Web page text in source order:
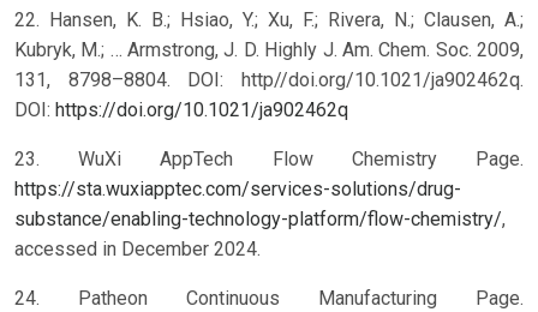
22. Hansen, K. B.; Hsiao, Y.; Xu, F.; Rivera, N.; Clausen, A.;
Kubryk, M.; … Armstrong, J. D. Highly J. Am. Chem. Soc. 2009,
131, 8798–8804. DOI: http//doi.org/10.1021/ja902462q.
DOI: https://doi.org/10.1021/ja902462q
23. WuXi AppTech Flow Chemistry Page.
https://sta.wuxiapptec.com/services-solutions/drug-
substance/enabling-technology-platform/flow-chemistry/,
accessed in December 2024.
24. Patheon Continuous Manufacturing Page.